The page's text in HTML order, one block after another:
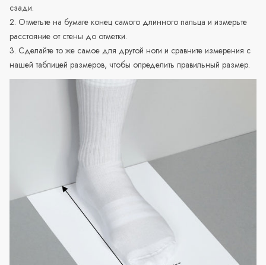
сзади.
2. Отметьте на бумаге конец самого длинного пальца и измерьте
расстояние от стены до отметки.
3. Сделайте то же самое для другой ноги и сравните измерения с
нашей таблицей размеров, чтобы определить правильный размер.